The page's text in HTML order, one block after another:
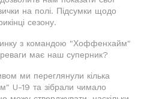
на полі. Підсумки щодо
сезону.
з командою "Хоффенхайм"
має наш суперник?
ми переглянули кілька
U-19 та зібрали чимало